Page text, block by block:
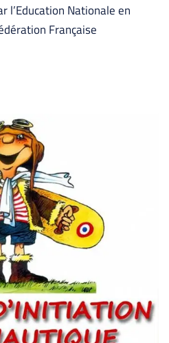
l’Education Nationale en
Française